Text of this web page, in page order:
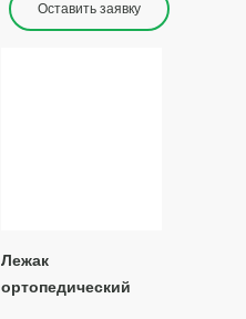
Оставить заявку
Лежак
ортопедический